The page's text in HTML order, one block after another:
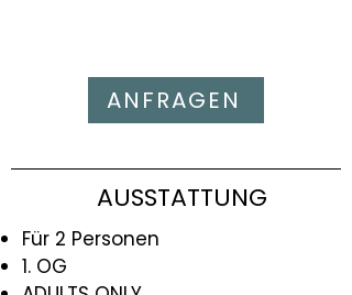
ANFRAGEN
AUSSTATTUNG
Für 2 Personen
1. OG